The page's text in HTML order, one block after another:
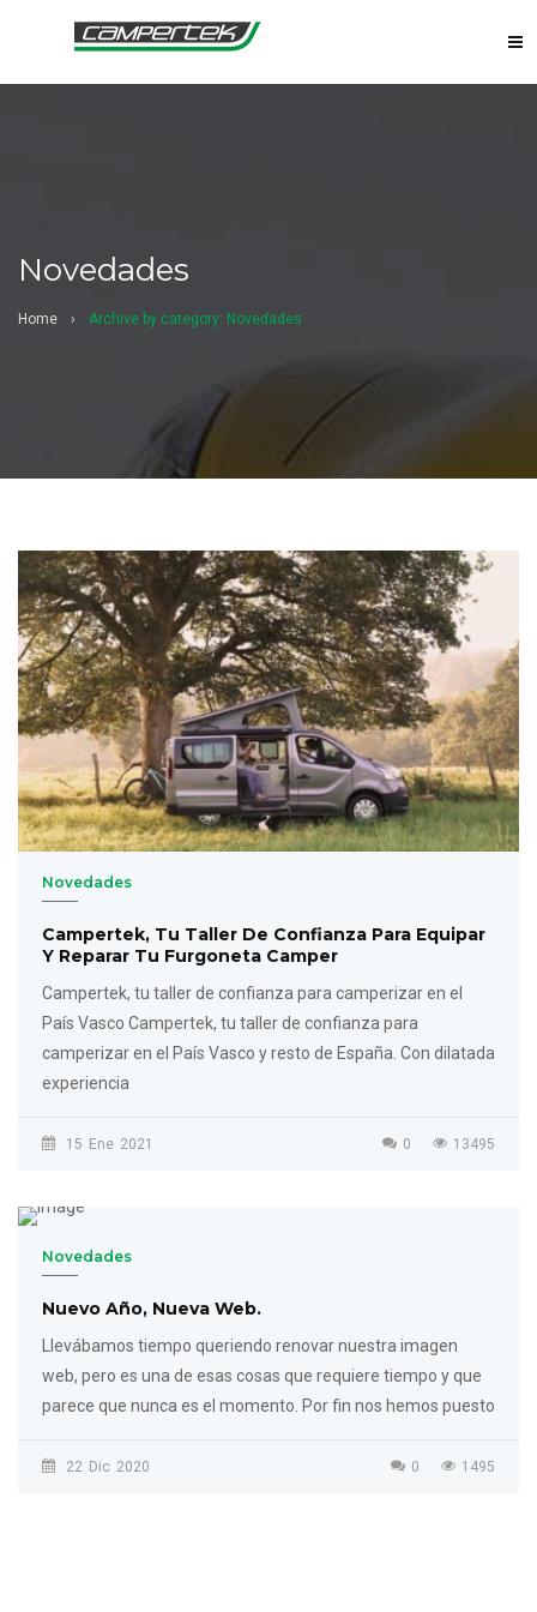
Novedades
Home › Archive by category: Novedades
Novedades
Campertek, Tu Taller De Confianza Para Equipar
Y Reparar Tu Furgoneta Camper
Campertek, tu taller de confianza para camperizar en el
País Vasco Campertek, tu taller de confianza para
camperizar en el País Vasco y resto de España. Con dilatada
experiencia
15 Ene 2021 13495
0
Novedades
Nuevo Año, Nueva Web.
Llevábamos tiempo queriendo renovar nuestra imagen
web, pero es una de esas cosas que requiere tiempo y que
parece que nunca es el momento. Por fin nos hemos puesto
22 Dic 2020 1495
0